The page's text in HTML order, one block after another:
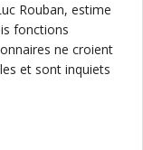
Rouban, estime
fonctions
ne croient
et sont inquiets